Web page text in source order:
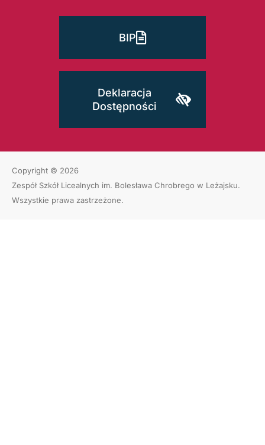
BIP
Deklaracja
Dostępności
Copyright © 2026
Zespół Szkół Licealnych im. Bolesława Chrobrego w Leżajsku.
Wszystkie prawa zastrzeżone.